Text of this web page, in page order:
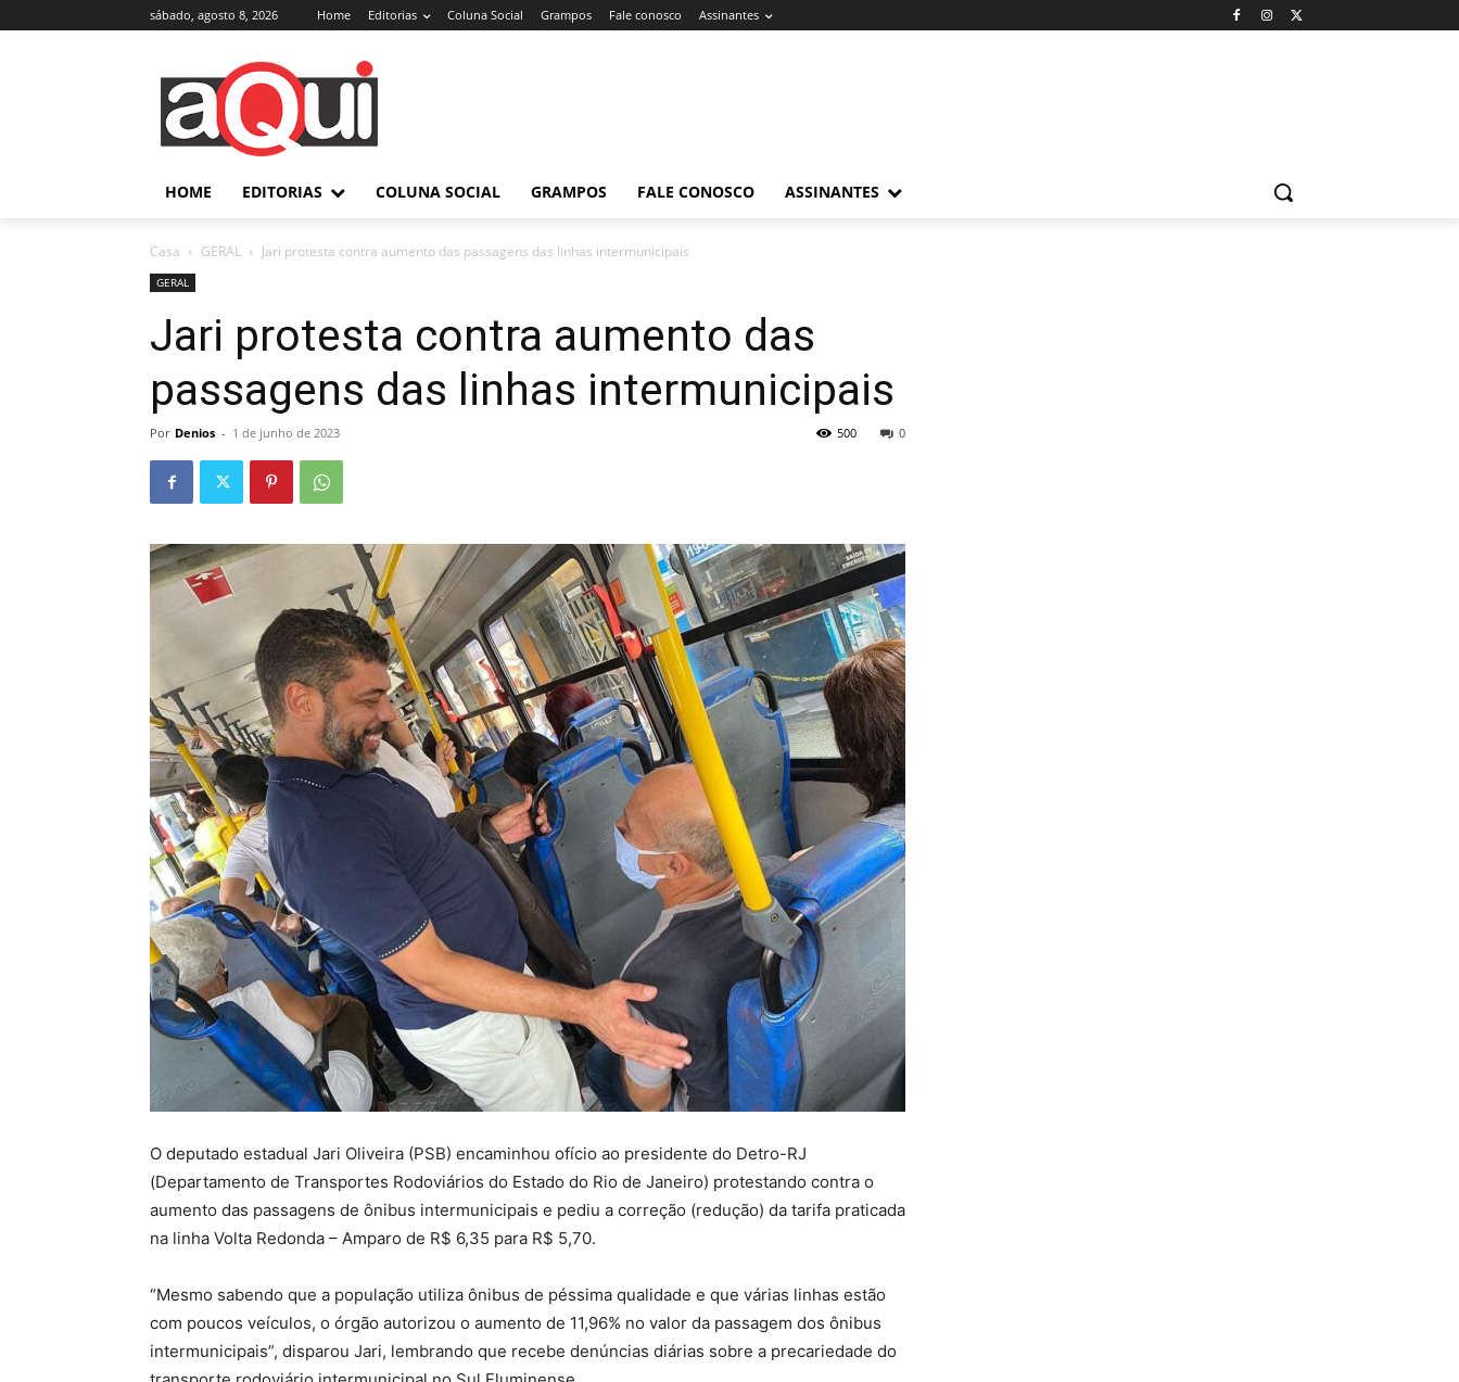
sábado, agosto 8, 2026 Home Editorias Coluna Social Grampos Fale conosco Assinantes
HOME EDITORIAS COLUNA SOCIAL GRAMPOS FALE CONOSCO ASSINANTES
Casa GERAL Jari protesta contra aumento das passagens das linhas intermunicipais
GERAL
Jari protesta contra aumento das
passagens das linhas intermunicipais
Por Denios - 1 de junho de 2023 0
500
O deputado estadual Jari Oliveira (PSB) encaminhou ofício ao presidente do Detro-RJ
(Departamento de Transportes Rodoviários do Estado do Rio de Janeiro) protestando contra o
aumento das passagens de ônibus intermunicipais e pediu a correção (redução) da tarifa praticada
na linha Volta Redonda – Amparo de R$ 6,35 para R$ 5,70.
“Mesmo sabendo que a população utiliza ônibus de péssima qualidade e que várias linhas estão
com poucos veículos, o órgão autorizou o aumento de 11,96% no valor da passagem dos ônibus
intermunicipais”, disparou Jari, lembrando que recebe denúncias diárias sobre a precariedade do